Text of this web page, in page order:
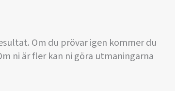
Om du prövar igen kommer du
ni är fler kan ni göra utmaningarna